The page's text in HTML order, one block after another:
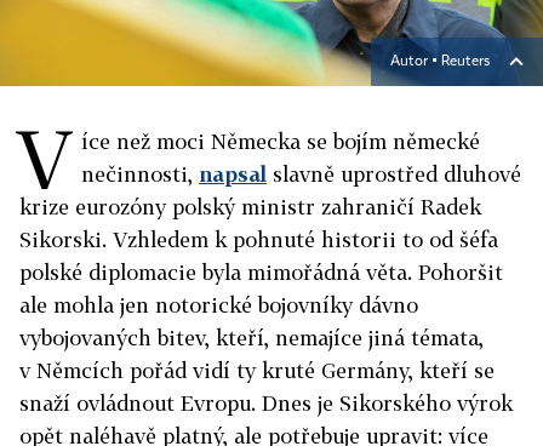
Autor ▪ Reuters
V íce než moci Německa se bojím německé
nečinnosti, napsal slavně uprostřed dluhové
krize eurozóny polský ministr zahraničí Radek
Sikorski. Vzhledem k pohnuté historii to od šéfa
polské diplomacie byla mimořádná věta. Pohoršit
ale mohla jen notorické bojovníky dávno
vybojovaných bitev, kteří, nemajíce jiná témata,
v Němcích pořád vidí ty kruté Germány, kteří se
snaží ovládnout Evropu. Dnes je Sikorského výrok
opět naléhavě platný, ale potřebuje upravit: více